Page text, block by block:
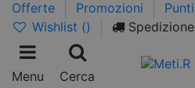
Offerte Promozioni
Wishlist ()
Menu Cerca